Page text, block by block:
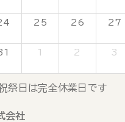
25 26 27
1 2 3
祭日は完全休業日です
会社